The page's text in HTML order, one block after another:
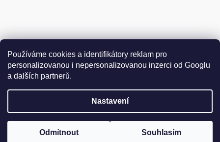
Používáme cookies a identifikátory reklam pro
personalizovanou i nepersonalizovanou inzerci od Googlu
a dalších partnerů.
Nastavení
Odmítnout Souhlasím
Copyright 2026DER WEINSCHMECKER.CZ. Všechna práva
vyhrazena.
Upravit nastavení cookies